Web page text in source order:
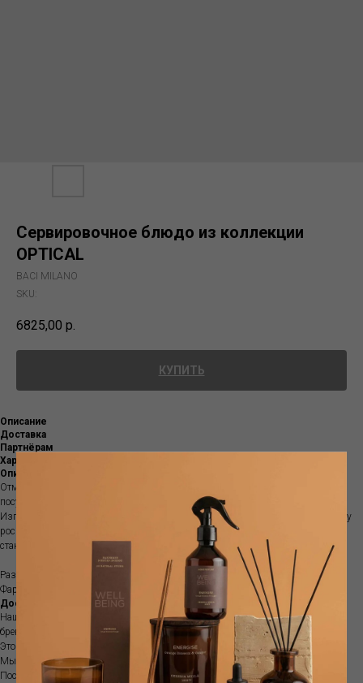
Сервировочное блюдо из коллекции
OPTICAL
BACI MILANO
SKU:
6825,00 р.
КУПИТЬ
Описание
Доставка
Партнёрам
Характеристики
Описание
Отмечайте каждый прием пищи со стилем и изысканностью с фарфоровой
посуды OPTICAL Baci Milano.
Изготовленный из высококачественных материалов, эта посуда добавит нотку
роскоши вашему столу. Благодаря элегантному и уникальному дизайну он
станет идеальным дополнением к любому случаю.
Размер: для пасты Ø 30 cм
Фарфор
Доставка
Наш интернет-магазин предлагает вам интерьерные ароматы европейских
брендов, в наличии и под заказ.
Это большой ассортимент качественной продукции.
Мы находимся в Москве.
После получения вашего заказа мы свяжемся с вами и согласуем детали